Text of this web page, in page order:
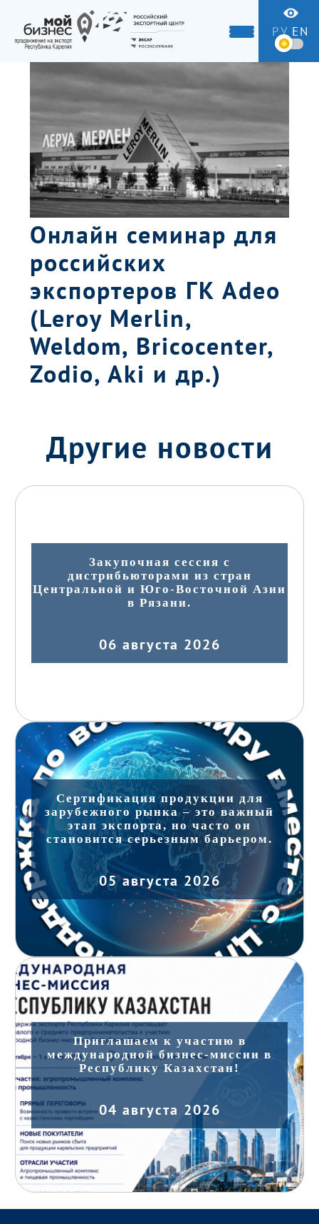
РУ EN
Онлайн семинар для
российских
экспортеров ГК Adeo
(Leroy Merlin,
Weldom, Bricocenter,
Zodio, Aki и др.)
Другие новости
Закупочная сессия с
дистрибьюторами из стран
Центральной и Юго-Восточной Азии
в Рязани.
06 августа 2026
Сертификация продукции для
зарубежного рынка – это важный
этап экспорта, но часто он
становится серьезным барьером.
05 августа 2026
Приглашаем к участию в
международной бизнес-миссии в
Республику Казахстан!
04 августа 2026